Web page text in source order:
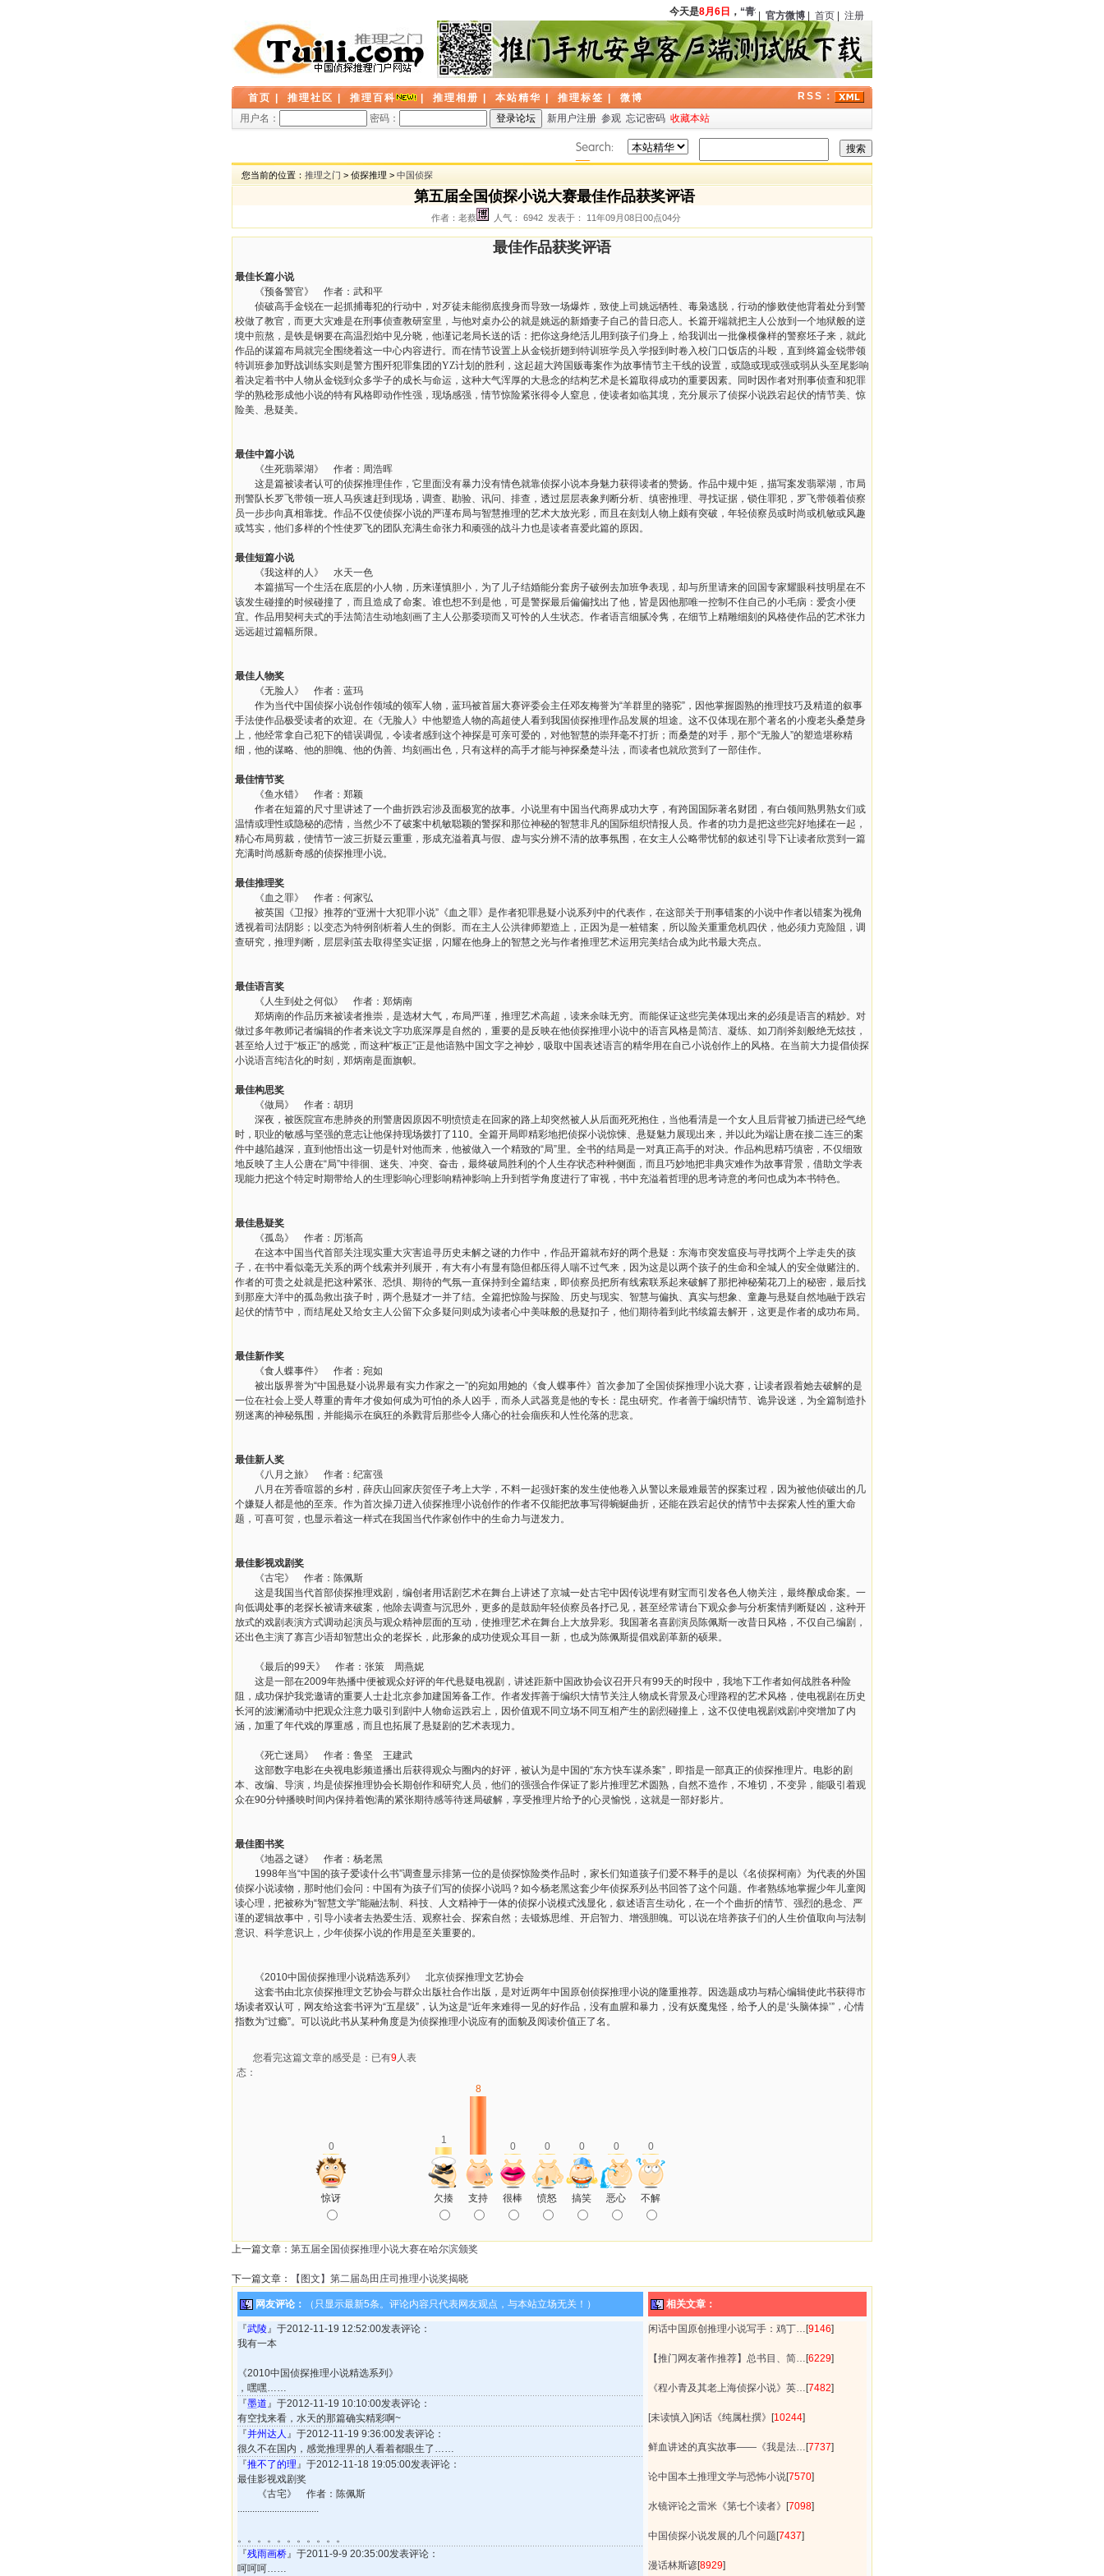
今天是8月6日， “青社” （中国）正式成立，程小青、严独鹤等在上海东亚酒楼聚餐
官方微博 首页 注册
首页 推理社区 推理百科 推理相册 本站精华 推理标签 微博
RSS：
用户名：
密码： 新用户注册 参观 忘记密码 收藏本站
您当前的位置： 推理之门 > 侦探推理 > 中国侦探
第五届全国侦探小说大赛最佳作品获奖评语
作者：老蔡 人气： 6942 发表于： 11年09月08日00点04分
最佳作品获奖评语
最佳长篇小说
《预备警官》 作者：武和平
侦破高手金锐在一起抓捕毒犯的行动中，对歹徒未能彻底搜身而导致一场爆炸，致使上司姚远牺牲、毒枭逃脱，行动的惨败使他背着处分到警
校做了教官，而更大灾难是在刑事侦查教研室里，与他对桌办公的就是姚远的新婚妻子自己的昔日恋人。长篇开端就把主人公放到一个地狱般的逆
境中煎熬，是铁是钢要在高温烈焰中见分晓，他谨记老局长送的话：把你这身绝活儿用到孩子们身上，给我训出一批像模像样的警察坯子来，就此
作品的谋篇布局就完全围绕着这一中心内容进行。而在情节设置上从金锐折翅到特训班学员入学报到时卷入校门口饭店的斗殴，直到终篇金锐带领
特训班参加野战训练实则是警方围歼犯罪集团的YZ计划的胜利，这起超大跨国贩毒案作为故事情节主干线的设置，或隐或现或强或弱从头至尾影响
着决定着书中人物从金锐到众多学子的成长与命运，这种大气浑厚的大悬念的结构艺术是长篇取得成功的重要因素。同时因作者对刑事侦查和犯罪
学的熟稔形成他小说的特有风格即动作性强，现场感强，情节惊险紧张得令人窒息，使读者如临其境，充分展示了侦探小说跌宕起伏的情节美、惊
险美、悬疑美。
最佳中篇小说
《生死翡翠湖》 作者：周浩晖
这是篇被读者认可的侦探推理佳作，它里面没有暴力没有情色就靠侦探小说本身魅力获得读者的赞扬。作品中规中矩，描写案发翡翠湖，市局
刑警队长罗飞带领一班人马疾速赶到现场，调查、勘验、讯问、排查，透过层层表象判断分析、缜密推理、寻找证据，锁住罪犯，罗飞带领着侦察
员一步步向真相靠拢。作品不仅使侦探小说的严谨布局与智慧推理的艺术大放光彩，而且在刻划人物上颇有突破，年轻侦察员或时尚或机敏或风趣
或笃实，他们多样的个性使罗飞的团队充满生命张力和顽强的战斗力也是读者喜爱此篇的原因。
最佳短篇小说
《我这样的人》 水天一色
本篇描写一个生活在底层的小人物，历来谨慎胆小，为了儿子结婚能分套房子破例去加班争表现，却与所里请来的回国专家耀眼科技明星在不
该发生碰撞的时候碰撞了，而且造成了命案。谁也想不到是他，可是警探最后偏偏找出了他，皆是因他那唯一控制不住自己的小毛病：爱贪小便
宜。作品用契柯夫式的手法简洁生动地刻画了主人公那委琐而又可怜的人生状态。作者语言细腻冷隽，在细节上精雕细刻的风格使作品的艺术张力
远远超过篇幅所限。
最佳人物奖
《无脸人》 作者：蓝玛
作为当代中国侦探小说创作领域的领军人物，蓝玛被首届大赛评委会主任邓友梅誉为“羊群里的骆驼”，因他掌握圆熟的推理技巧及精道的叙事
手法使作品极受读者的欢迎。在《无脸人》中他塑造人物的高超使人看到我国侦探推理作品发展的坦途。这不仅体现在那个著名的小瘦老头桑楚身
上，他经常拿自己犯下的错误调侃，令读者感到这个神探是可亲可爱的，对他智慧的崇拜毫不打折；而桑楚的对手，那个“无脸人”的塑造堪称精
细，他的谋略、他的胆魄、他的伪善、均刻画出色，只有这样的高手才能与神探桑楚斗法，而读者也就欣赏到了一部佳作。
最佳情节奖
《鱼水错》 作者：郑颖
作者在短篇的尺寸里讲述了一个曲折跌宕涉及面极宽的故事。小说里有中国当代商界成功大亨，有跨国国际著名财团，有白领间熟男熟女们或
温情或理性或隐秘的恋情，当然少不了破案中机敏聪颖的警探和那位神秘的智慧非凡的国际组织情报人员。作者的功力是把这些完好地揉在一起，
精心布局剪裁，使情节一波三折疑云重重，形成充溢着真与假、虚与实分辨不清的故事氛围，在女主人公略带忧郁的叙述引导下让读者欣赏到一篇
充满时尚感新奇感的侦探推理小说。
最佳推理奖
《血之罪》 作者：何家弘
被英国《卫报》推荐的“亚洲十大犯罪小说”《血之罪》是作者犯罪悬疑小说系列中的代表作，在这部关于刑事错案的小说中作者以错案为视角
透视着司法阴影；以变态为特例剖析着人生的倒影。而在主人公洪律师塑造上，正因为是一桩错案，所以险关重重危机四伏，他必须力克险阻，调
查研究，推理判断，层层剥茧去取得坚实证据，闪耀在他身上的智慧之光与作者推理艺术运用完美结合成为此书最大亮点。
最佳语言奖
《人生到处之何似》 作者：郑炳南
郑炳南的作品历来被读者推崇，是选材大气，布局严谨，推理艺术高超，读来余味无穷。而能保证这些完美体现出来的必须是语言的精妙。对
做过多年教师记者编辑的作者来说文字功底深厚是自然的，重要的是反映在他侦探推理小说中的语言风格是简洁、凝练、如刀削斧刻般绝无炫技，
甚至给人过于“板正”的感觉，而这种“板正”正是他谙熟中国文字之神妙，吸取中国表述语言的精华用在自己小说创作上的风格。在当前大力提倡侦探
小说语言纯洁化的时刻，郑炳南是面旗帜。
最佳构思奖
《做局》 作者：胡玥
深夜，被医院宣布患肺炎的刑警唐因原因不明愤愤走在回家的路上却突然被人从后面死死抱住，当他看清是一个女人且后背被刀插进已经气绝
时，职业的敏感与坚强的意志让他保持现场拨打了110。全篇开局即精彩地把侦探小说惊悚、悬疑魅力展现出来，并以此为端让唐在接二连三的案
件中越陷越深，直到他悟出这一切是针对他而来，他被做入一个精致的“局”里。全书的结局是一对真正高手的对决。作品构思精巧缜密，不仅细致
地反映了主人公唐在“局”中徘徊、迷失、冲突、奋击，最终破局胜利的个人生存状态种种侧面，而且巧妙地把非典灾难作为故事背景，借助文学表
现能力把这个特定时期带给人的生理影响心理影响精神影响上升到哲学角度进行了审视，书中充溢着哲理的思考诗意的考问也成为本书特色。
最佳悬疑奖
《孤岛》 作者：厉渐高
在这本中国当代首部关注现实重大灾害追寻历史未解之谜的力作中，作品开篇就布好的两个悬疑：东海市突发瘟疫与寻找两个上学走失的孩
子，在书中看似毫无关系的两个线索并列展开，有大有小有显有隐但都压得人喘不过气来，因为这是以两个孩子的生命和全城人的安全做赌注的。
作者的可贵之处就是把这种紧张、恐惧、期待的气氛一直保持到全篇结束，即侦察员把所有线索联系起来破解了那把神秘菊花刀上的秘密，最后找
到那座大洋中的孤岛救出孩子时，两个悬疑才一并了结。全篇把惊险与探险、历史与现实、智慧与偏执、真实与想象、童趣与悬疑自然地融于跌宕
起伏的情节中，而结尾处又给女主人公留下众多疑问则成为读者心中美味般的悬疑扣子，他们期待着到此书续篇去解开，这更是作者的成功布局。
最佳新作奖
《食人蝶事件》 作者：宛如
被出版界誉为“中国悬疑小说界最有实力作家之一”的宛如用她的《食人蝶事件》首次参加了全国侦探推理小说大赛，让读者跟着她去破解的是
一位在社会上受人尊重的青年才俊如何成为可怕的杀人凶手，而杀人武器竟是他的专长：昆虫研究。作者善于编织情节、诡异设迷，为全篇制造扑
朔迷离的神秘氛围，并能揭示在疯狂的杀戮背后那些令人痛心的社会痼疾和人性伦落的悲哀。
最佳新人奖
《八月之旅》 作者：纪富强
八月在芳香喧嚣的乡村，薛庆山回家庆贺侄子考上大学，不料一起强奸案的发生使他卷入从警以来最难最苦的探案过程，因为被他侦破出的几
个嫌疑人都是他的至亲。作为首次操刀进入侦探推理小说创作的作者不仅能把故事写得蜿蜒曲折，还能在跌宕起伏的情节中去探索人性的重大命
题，可喜可贺，也显示着这一样式在我国当代作家创作中的生命力与迸发力。
最佳影视戏剧奖
《古宅》 作者：陈佩斯
这是我国当代首部侦探推理戏剧，编创者用话剧艺术在舞台上讲述了京城一处古宅中因传说埋有财宝而引发各色人物关注，最终酿成命案。一
向低调处事的老探长被请来破案，他除去调查与沉思外，更多的是鼓励年轻侦察员各抒己见，甚至经常请台下观众参与分析案情判断疑凶，这种开
放式的戏剧表演方式调动起演员与观众精神层面的互动，使推理艺术在舞台上大放异彩。我国著名喜剧演员陈佩斯一改昔日风格，不仅自己编剧，
还出色主演了寡言少语却智慧出众的老探长，此形象的成功使观众耳目一新，也成为陈佩斯提倡戏剧革新的硕果。
《最后的99天》 作者：张策 周燕妮
这是一部在2009年热播中便被观众好评的年代悬疑电视剧，讲述距新中国政协会议召开只有99天的时段中，我地下工作者如何战胜各种险
阻，成功保护我党邀请的重要人士赴北京参加建国筹备工作。作者发挥善于编织大情节关注人物成长背景及心理路程的艺术风格，使电视剧在历史
长河的波澜涌动中把观众注意力吸引到剧中人物命运跌宕上，因价值观不同立场不同互相产生的剧烈碰撞上，这不仅使电视剧戏剧冲突增加了内
涵，加重了年代戏的厚重感，而且也拓展了悬疑剧的艺术表现力。
《死亡迷局》 作者：鲁坚 王建武
这部数字电影在央视电影频道播出后获得观众与圈内的好评，被认为是中国的“东方快车谋杀案”，即指是一部真正的侦探推理片。电影的剧
本、改编、导演，均是侦探推理协会长期创作和研究人员，他们的强强合作保证了影片推理艺术圆熟，自然不造作，不堆切，不变异，能吸引着观
众在90分钟播映时间内保持着饱满的紧张期待感等待迷局破解，享受推理片给予的心灵愉悦，这就是一部好影片。
最佳图书奖
《地器之谜》 作者：杨老黑
1998年当“中国的孩子爱读什么书”调查显示排第一位的是侦探惊险类作品时，家长们知道孩子们爱不释手的是以《名侦探柯南》为代表的外国
侦探小说读物，那时他们会问：中国有为孩子们写的侦探小说吗？如今杨老黑这套少年侦探系列丛书回答了这个问题。作者熟练地掌握少年儿童阅
读心理，把被称为“智慧文学”能融法制、科技、人文精神于一体的侦探小说模式浅显化，叙述语言生动化，在一个个曲折的情节、强烈的悬念、严
谨的逻辑故事中，引导小读者去热爱生活、观察社会、探索自然；去锻炼思维、开启智力、增强胆魄。可以说在培养孩子们的人生价值取向与法制
意识、科学意识上，少年侦探小说的作用是至关重要的。
《2010中国侦探推理小说精选系列》 北京侦探推理文艺协会
这套书由北京侦探推理文艺协会与群众出版社合作出版，是对近两年中国原创侦探推理小说的隆重推荐。因选题成功与精心编辑使此书获得市
场读者双认可，网友给这套书评为“五星级”，认为这是“近年来难得一见的好作品，没有血腥和暴力，没有妖魔鬼怪，给予人的是‘头脑体操’”，心情
指数为“过瘾”。可以说此书从某种角度是为侦探推理小说应有的面貌及阅读价值正了名。
您看完这篇文章的感受是：已有9人表
态：
0
1
8
0 0 0 0 0
惊讶 欠揍 支持 很棒 愤怒 搞笑 恶心 不解
上一篇文章： 第五届全国侦探推理小说大赛在哈尔滨颁奖
下一篇文章： 【图文】第二届岛田庄司推理小说奖揭晓
网友评论： （只显示最新5条。评论内容只代表网友观点，与本站立场无关！） 相关文章：
『武陵』于2012-11-19 12:52:00发表评论：
我有一本
《2010中国侦探推理小说精选系列》
，嘿嘿……
『墨道』于2012-11-19 10:10:00发表评论：
有空找来看，水天的那篇确实精彩啊~
『并州达人 』于2012-11-19 9:36:00发表评论：
很久不在国内，感觉推理界的人看着都眼生了……
『推不了的理』于2012-11-18 19:05:00发表评论：
最佳影视戏剧奖
《古宅》 作者：陈佩斯
.................................
。。。。。。。。。。。
『残雨画桥』于2011-9-9 20:35:00发表评论：
呵呵呵……
闲话中国原创推理小说写手：鸡丁… [9146]
【推门网友著作推荐】总书目、简… [6229]
《程小青及其老上海侦探小说》英… [7482]
[未读慎入]闲话《纯属杜撰》 [10244]
鲜血讲述的真实故事——《我是法… [7737]
论中国本土推理文学与恐怖小说[7570]
水镜评论之雷米《第七个读者》 [7098]
中国侦探小说发展的几个问题 [7437]
漫话林斯谚[8929]